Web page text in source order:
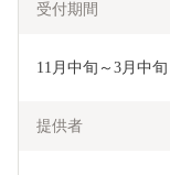
受付期間
11月中旬～3月中旬
提供者